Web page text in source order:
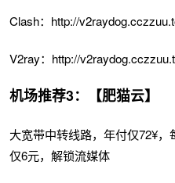
Clash：http://
V2ray：http://
机场推荐3：【肥猫云】
大宽带中转线路，年付仅72¥
仅6元，解锁流媒体